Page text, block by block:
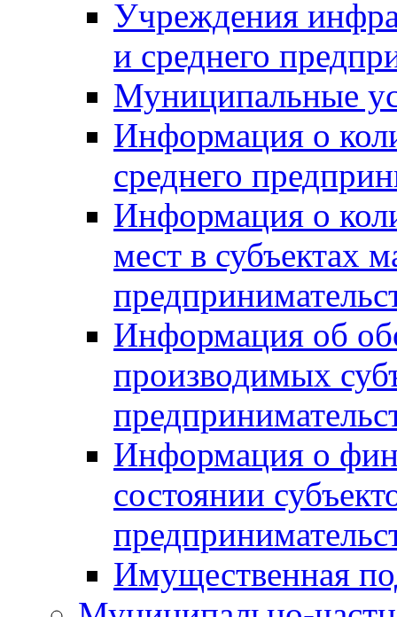
Учреждения
и среднего
Муниципальные
Информация о
среднего
Информация о
мест в субъектах
Информация об
производимых
Информация о
состоянии
Имущественная